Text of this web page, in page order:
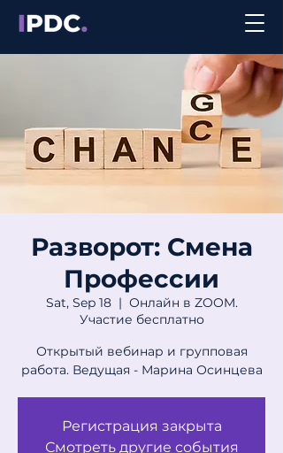
Разворот: Смена
Профессии
Sat, Sep 18
  |
Онлайн в ZOOM.
Участие бесплатно
Открытый вебинар и групповая
работа. Ведущая - Марина Осинцева
Регистрация закрыта
Смотреть другие события